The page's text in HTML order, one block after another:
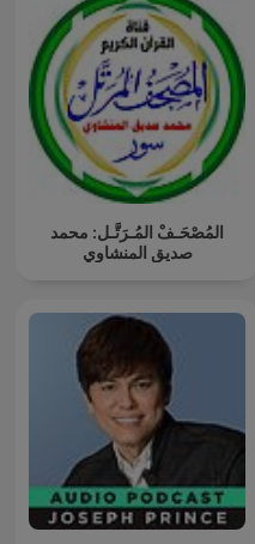
المُصْحَـفْ المُـرَتَّـل: محمد
صديق المنشاوي